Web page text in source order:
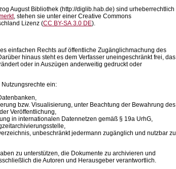
August Bibliothek (http://diglib.hab.de) sind urheberrechtlich
, stehen sie unter einer Creative Commons
Lizenz (CC BY-SA 3.0 DE).
einfachen Rechts auf öffentliche Zugänglichmachung des
hinaus steht es dem Verfasser uneingeschränkt frei, das
oder in Auszügen anderweitig gedruckt oder
ein:
bzw. Visualisierung, unter Beachtung der Bewahrung des
Veröffentlichung,
in internationalen Datennetzen gemäß § 19a UrhG,
unbeschränkt jedermann zugänglich und nutzbar zu
zu unterstützen, die Dokumente zu archivieren und
die Autoren und Herausgeber verantwortlich.